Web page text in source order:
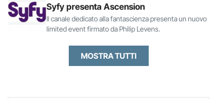
Syfy presenta Ascension
Il canale dedicato alla fantascienza presenta un nuovo
limited event firmato da Philip Levens.
MOSTRA TUTTI